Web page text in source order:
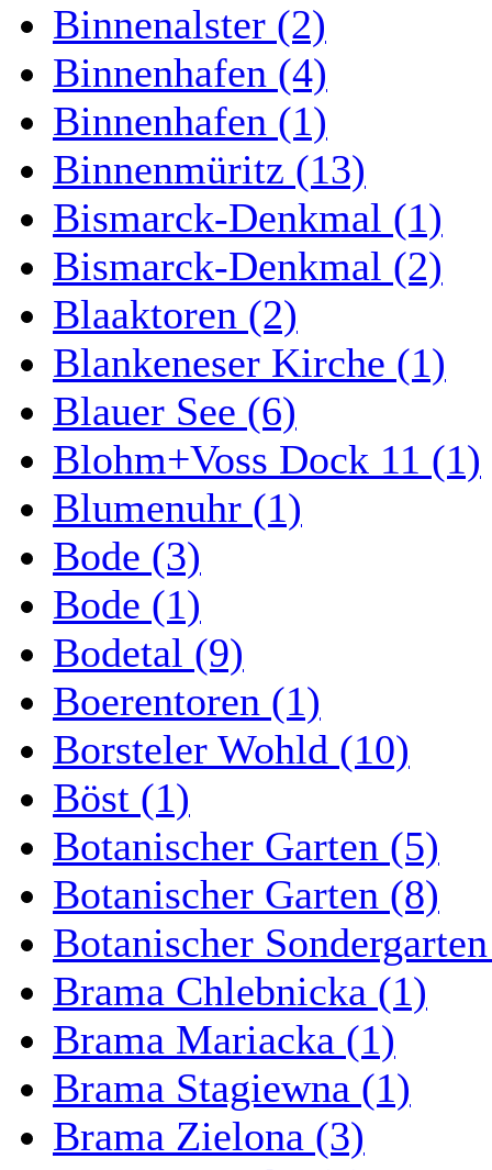
Binnenalster (2)
Binnenhafen (4)
Binnenhafen (1)
Binnenmüritz (13)
Bismarck-Denkmal (1)
Bismarck-Denkmal (2)
Blaaktoren (2)
Blankeneser Kirche (1)
Blauer See (6)
Blohm+Voss Dock 11 (1)
Blumenuhr (1)
Bode (3)
Bode (1)
Bodetal (9)
Boerentoren (1)
Borsteler Wohld (10)
Böst (1)
Botanischer Garten (5)
Botanischer Garten (8)
Botanischer
Brama Chlebnicka (1)
Brama Mariacka (1)
Brama Stagiewna (1)
Brama Zielona (3)